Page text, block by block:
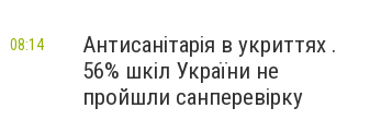
Антисанітарія в укриттях .
56% шкіл України не
пройшли санперевірку
08:14